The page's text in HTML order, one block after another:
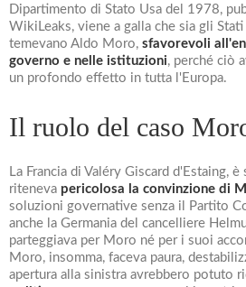
Dipartimento di Stato Usa del 1978,
WikiLeaks, viene a galla che sia gli
temevano Aldo Moro, sfavorevoli
governo e nelle istituzioni, perché ciò
un profondo effetto in tutta l'Europa.
Il ruolo del caso
La Francia di Valéry Giscard d'Estaing,
riteneva pericolosa la convinzione di
soluzioni governative senza il Partito
anche la Germania del cancelliere
parteggiava per Moro né per i suoi
Moro, insomma, faceva paura,
apertura alla sinistra avrebbero potuto